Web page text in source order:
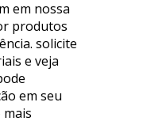
em nossa
produtos
solicite
e veja
em seu